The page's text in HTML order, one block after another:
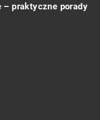
– praktyczne porady